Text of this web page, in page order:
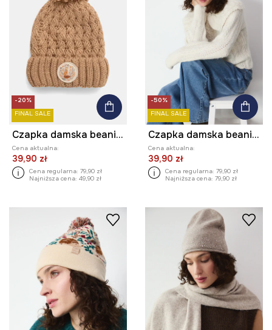
-20%
FINAL SALE
Czapka damska beanie z pomponem
Cena aktualna:
39,90 zł
Cena regularna: 79,90 zł
Najniższa cena: 49,90 zł
-50%
FINAL SALE
Czapka damska beanie wzorzysta
Cena aktualna:
39,90 zł
Cena regularna: 79,90 zł
Najniższa cena: 79,90 zł